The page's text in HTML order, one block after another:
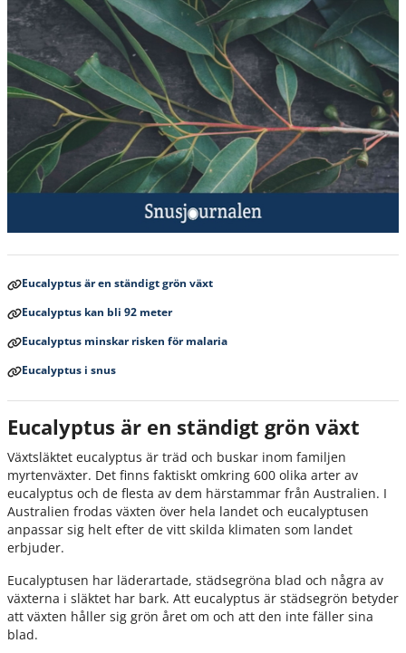
Eucalyptus är en ständigt grön växt
Eucalyptus kan bli 92 meter
Eucalyptus minskar risken för malaria
Eucalyptus i snus
Eucalyptus är en ständigt grön växt
Växtsläktet eucalyptus är träd och buskar inom familjen
myrtenväxter. Det finns faktiskt omkring 600 olika arter av
eucalyptus och de flesta av dem härstammar från Australien. I
Australien frodas växten över hela landet och eucalyptusen
anpassar sig helt efter de vitt skilda klimaten som landet
erbjuder.
Eucalyptusen har läderartade, städsegröna blad och några av
växterna i släktet har bark. Att eucalyptus är städsegrön betyder
att växten håller sig grön året om och att den inte fäller sina
blad.